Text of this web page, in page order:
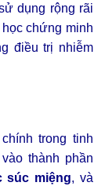
dụng rộng rãi
chứng minh
điều trị nhiễm
trong tinh
thành phần
súc miệng, và